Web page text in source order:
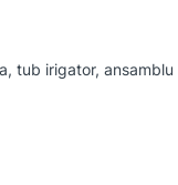
tub irigator,